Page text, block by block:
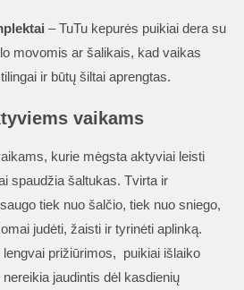
– TuTu kepurės puikiai dera su
movomis ar šalikais, kad vaikas
ir būtų šiltai aprengtas.
vaikams
kurie mėgsta aktyviai leisti
spaudžia šaltukas. Tvirta ir
tiek nuo šalčio, tiek nuo sniego,
judėti, žaisti ir tyrinėti aplinką.
lengvai prižiūrimos, puikiai išlaiko
jaudintis dėl kasdienių